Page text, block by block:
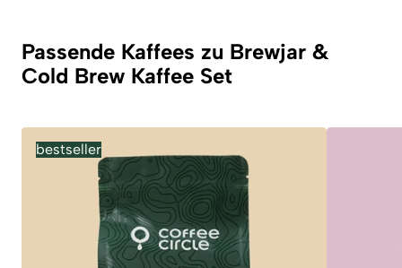
Passende Kaffees zu Brewjar &
Cold Brew Kaffee Set
bestseller